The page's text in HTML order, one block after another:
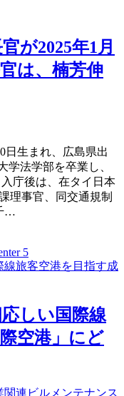
が2025年1月
は、楠芳伸
日生まれ、広島県出
学法学部を卒業し、
庁後は、在タイ日本
理事官、同交通規制
…
しい国際線
空港」にど
関連 ビルメンテナンス